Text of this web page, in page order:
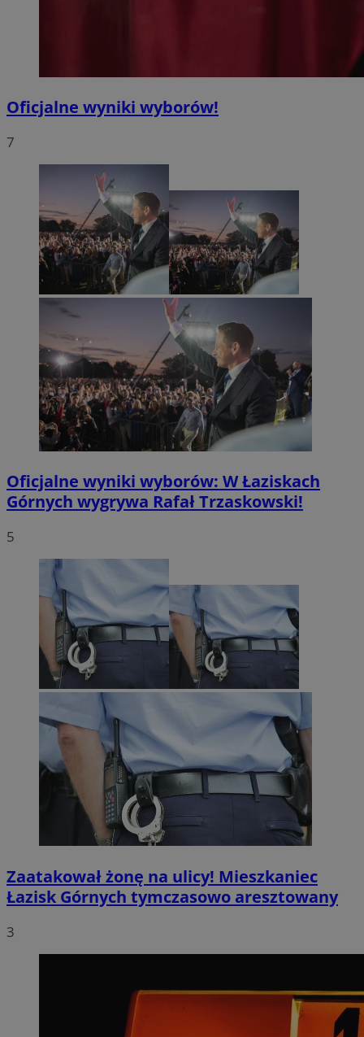
Oficjalne wyniki wyborów!
7
Oficjalne wyniki wyborów: W Łaziskach
Górnych wygrywa Rafał Trzaskowski!
5
Zaatakował żonę na ulicy! Mieszkaniec
Łazisk Górnych tymczasowo aresztowany
3